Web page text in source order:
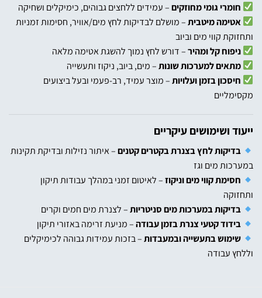
חומרי גומי מחוזקים– עמידים ללחצים גבוהים, כימיקלים ושחיקה
אטימה מיטבית– מושלם לבדיקות לחץ מים/אוויר, חסימות זמניות
ותחזוקת קווי מים וביוב
ניפוח קל ומהיר– דורש לחץ נמוך להשגת אטימה מלאה
מתאים למערכות שונות– מים, ביוב, ניקוז ותעשייה
חיסכון בזמן ועלויות– מוצר עמיד, רב-פעמי ובעל ביצועים
מקסימליים
ייעוד ושימושים עיקריים
בדיקות לחץ בצנרת בקטרים קטנים– איתור נזילות ובדיקת תקינות
במערכות מים וגז
חסימת קווי מים וניקוז– לאיטום זמני במהלך עבודות תיקון
ותחזוקה
בדיקות במערכות מים סניטריות– לצנרת מים חמים וקרים
בידוד קטעי צנרת בזמן עבודה– מניעת זרימה באזורי תיקון
שימוש בתעשייה ובמעבדות– בזכות עמידות גבוהה לכימיקלים
וללחץ עבודה